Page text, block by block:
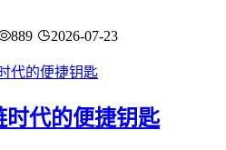
889 2026-07-23
代的便捷钥匙